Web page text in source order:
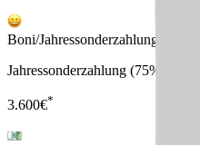
Boni/Jahressonderzahlungen
Jahressonderzahlung (75%)
3.600€*